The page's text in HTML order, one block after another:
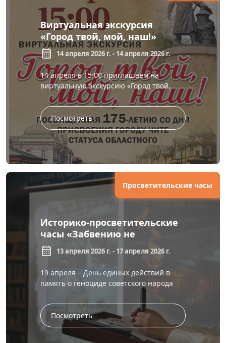
Виртуальная экскурсия
«Город твой, мой, наш!»
calendar_month 14 апреля 2026 г. - 14 апреля 2026 г.
14 апреля в 15:00 приглашаем на
виртуальную экскурсию «Город твой,
мой, наш!», посвященную 175-летию со
дня присвоения Чите статуса област...
Посмотреть
Просветительские часы
Историко-просветительские
часы «Забвению не
подлежит»
calendar_month 13 апреля 2026 г. - 17 апреля 2026 г.
19 апреля – День единых действий в
память о геноциде советского народа
Великой Отечественной войны. Дата
обусл...
Посмотреть